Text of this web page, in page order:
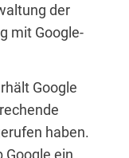
der
mit Google-
Google
haben.